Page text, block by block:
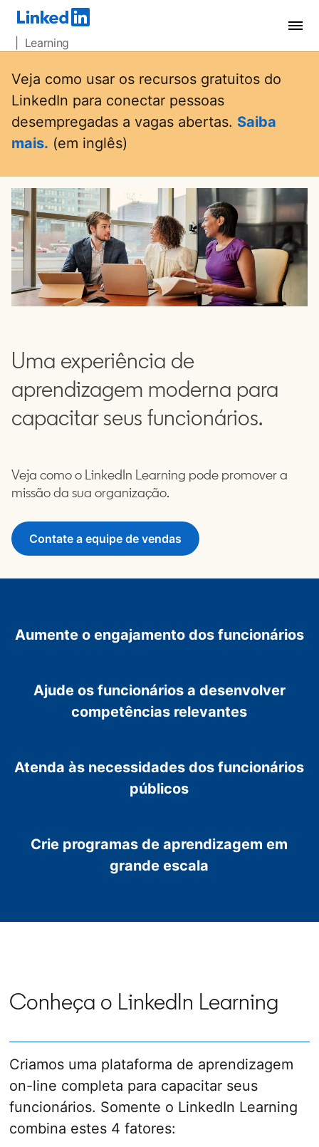
| Learning
Veja como usar os recursos gratuitos do
LinkedIn para conectar pessoas
desempregadas a vagas abertas. Saiba
mais. opens in a new tab
(em inglês)
Uma experiência de
aprendizagem moderna para
capacitar seus funcionários.
Veja como o LinkedIn Learning pode promover a
missão da sua organização.
Contate a equipe de vendas
Aumente o engajamento dos funcionários
Ajude os funcionários a desenvolver
competências relevantes
Atenda às necessidades dos funcionários
públicos
Crie programas de aprendizagem em
grande escala
Conheça o LinkedIn Learning
Criamos uma plataforma de aprendizagem
on-line completa para capacitar seus
funcionários. Somente o LinkedIn Learning
combina estes 4 fatores: